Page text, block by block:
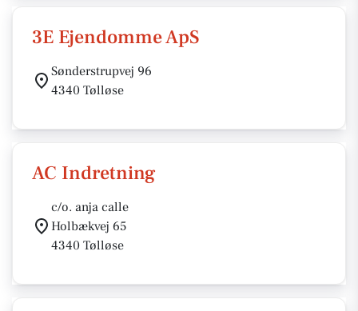
3E Ejendomme ApS
Sønderstrupvej 96
4340 Tølløse
AC Indretning
c/o. anja calle
Holbækvej 65
4340 Tølløse